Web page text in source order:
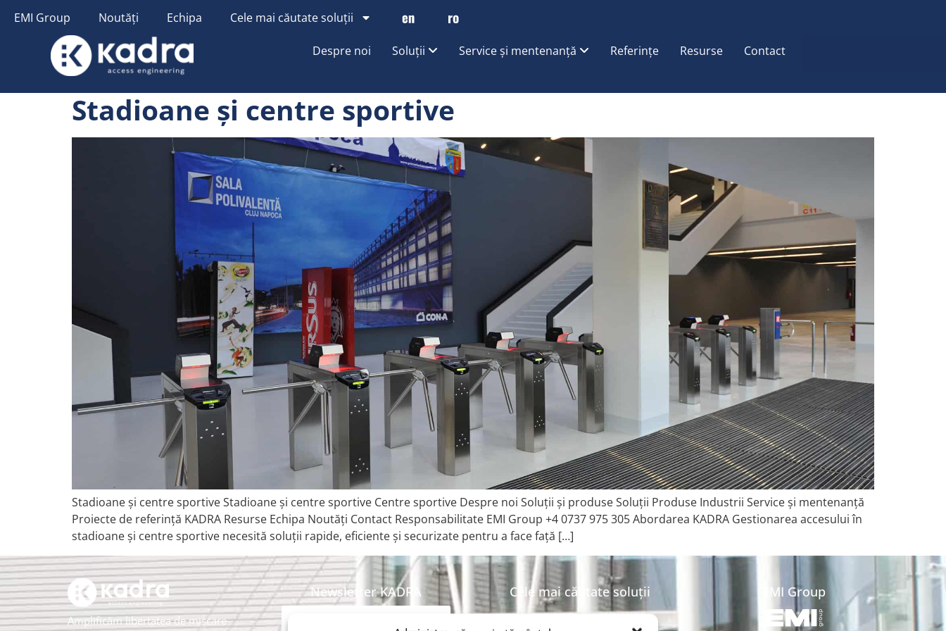
EMI Group Noutăți Echipa Cele mai căutate soluții
Despre noi Soluții Service și mentenanță Referințe Resurse Contact
Stadioane și centre sportive
Stadioane și centre sportive Stadioane și centre sportive Centre sportive Despre noi Soluții și produse Soluții Produse Industrii Service și mentenanță
Proiecte de referință KADRA Resurse Echipa Noutăți Contact Responsabilitate EMI Group +4 0737 975 305 Abordarea KADRA Gestionarea accesului în
stadioane și centre sportive necesită soluții rapide, eficiente și securizate pentru a face față […]
Amplificăm libertatea de mișcare
Newsletter KADRA Cele mai căutate soluții
Service și mentenanță sisteme de
EMI Group